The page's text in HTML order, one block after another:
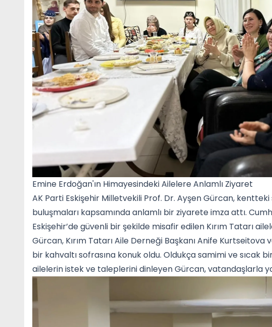
Emine Erdoğan'ın Himayesindeki Ailelere Anlamlı Ziyaret
AK Parti Eskişehir Milletvekili Prof. Dr. Ayşen Gürcan,
buluşmaları kapsamında anlamlı bir ziyarete imza attı.
Eskişehir’de güvenli bir şekilde misafir edilen Kırım Tatarı
Gürcan, Kırım Tatarı Aile Derneği Başkanı Anife Kurtseitova
bir kahvaltı sofrasına konuk oldu. Oldukça samimi ve sıcak
ailelerin istek ve taleplerini dinleyen Gürcan, vatandaşlarla